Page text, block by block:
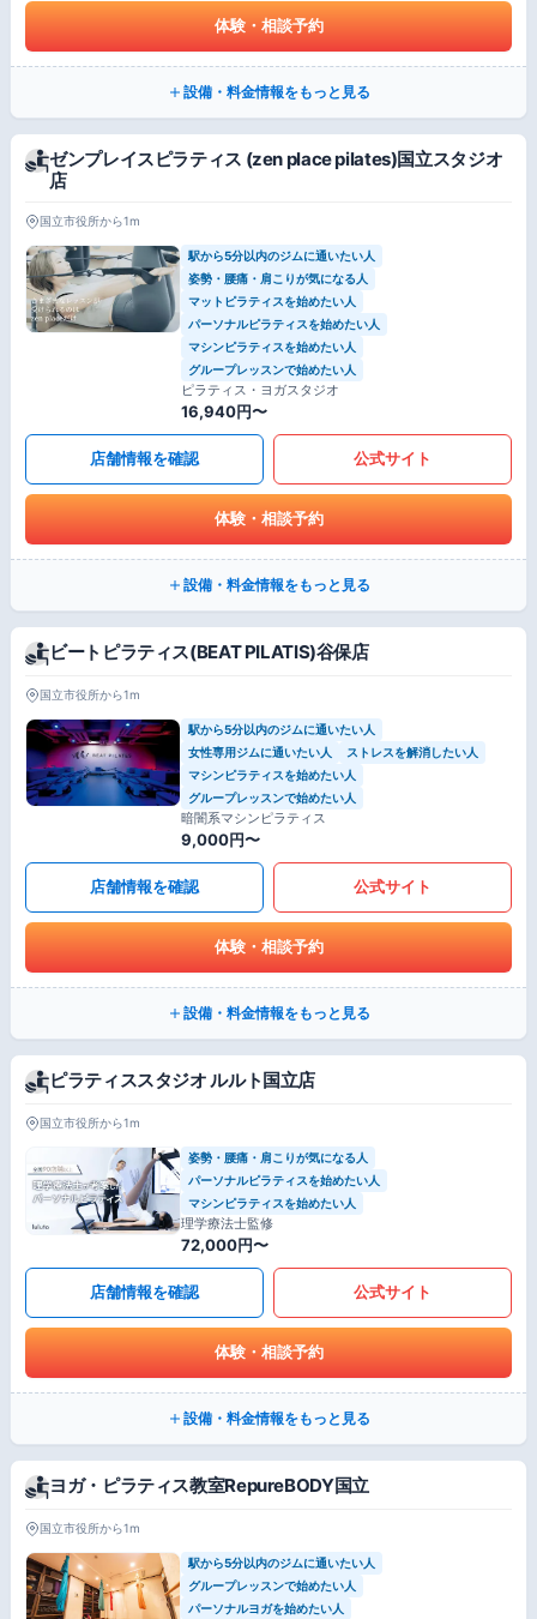
体験・相談予約
設備・料金情報をもっと見る
ゼンプレイスピラティス (zen place pilates)国立スタジオ
店
国立市役所から1m
駅から5分以内のジムに通いたい人
姿勢・腰痛・肩こりが気になる人
マットピラティスを始めたい人
パーソナルピラティスを始めたい人
マシンピラティスを始めたい人
グループレッスンで始めたい人
ピラティス・ヨガスタジオ
16,940円〜
店舗情報を確認 公式サイト
体験・相談予約
設備・料金情報をもっと見る
ビートピラティス(BEAT PILATIS)谷保店
国立市役所から1m
駅から5分以内のジムに通いたい人
女性専用ジムに通いたい人
ストレスを解消したい人
マシンピラティスを始めたい人
グループレッスンで始めたい人
暗闇系マシンピラティス
9,000円〜
店舗情報を確認 公式サイト
体験・相談予約
設備・料金情報をもっと見る
ピラティススタジオ ルルト国立店
国立市役所から1m
姿勢・腰痛・肩こりが気になる人
パーソナルピラティスを始めたい人
マシンピラティスを始めたい人
理学療法士監修
72,000円〜
店舗情報を確認 公式サイト
体験・相談予約
設備・料金情報をもっと見る
ヨガ・ピラティス教室RepureBODY国立
国立市役所から1m
駅から5分以内のジムに通いたい人
グループレッスンで始めたい人
パーソナルヨガを始めたい人